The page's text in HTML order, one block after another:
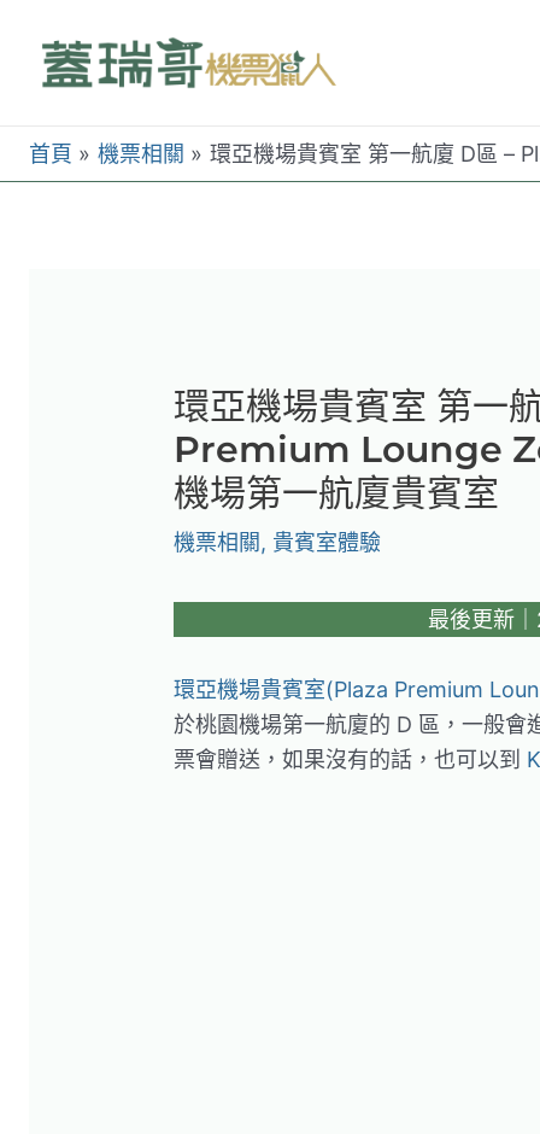
首頁 機票相關 環亞機場貴賓室 第一航廈 D區 –
環亞機場貴賓室 第一
Premium Lounge
機場第一航廈貴賓室
機票相關, 貴賓室體驗
最後更新
環亞機場貴賓室(Plaza Premium
於桃園機場第一航廈的 D 區，一般
票會贈送，如果沒有的話，也可以到